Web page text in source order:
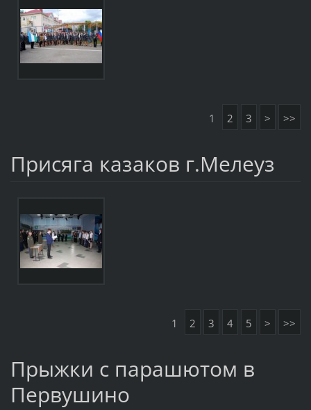
1 2 3 > >>
Присяга казаков г.Мелеуз
1 2 3 4 5 > >>
Прыжки с парашютом в
Первушино